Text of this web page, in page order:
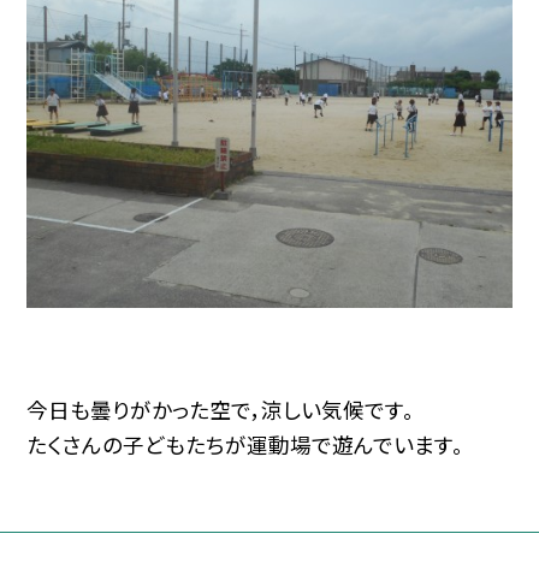
今日も曇りがかった空で，涼しい気候です。
たくさんの子どもたちが運動場で遊んでいます。